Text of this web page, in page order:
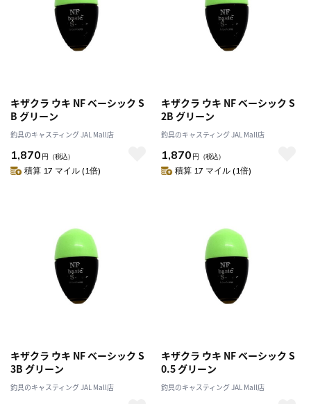
キザクラ ウキ NF ベーシック S
B グリーン
釣具のキャスティング JAL Mall店
1,870 円 （税込）
積算 17 マイル (1倍)
キザクラ ウキ NF ベーシック S
2B グリーン
釣具のキャスティング JAL Mall店
1,870 円 （税込）
積算 17 マイル (1倍)
キザクラ ウキ NF ベーシック S
3B グリーン
釣具のキャスティング JAL Mall店
キザクラ ウキ NF ベーシック S
0.5 グリーン
釣具のキャスティング JAL Mall店